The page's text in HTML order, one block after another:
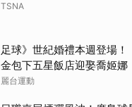
TSNA
足球》世紀婚禮本週登場
金包下五星飯店迎娶喬姬娜
麗台運動